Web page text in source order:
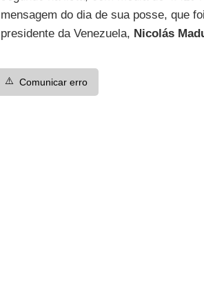
mensagem do dia de sua posse, que
presidente da Venezuela, Nicolás
⚠️ Comunicar erro